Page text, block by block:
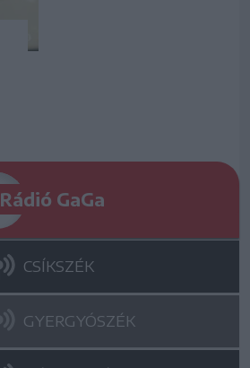
Rádió GaGa
CSÍKSZÉK
GYERGYÓSZÉK